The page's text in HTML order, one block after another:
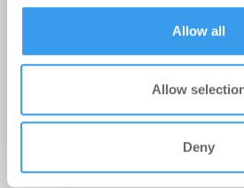
Allow all
Allow
Deny
Hamburgs Markt für